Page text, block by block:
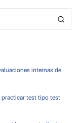
internas de
practicar test tipo test